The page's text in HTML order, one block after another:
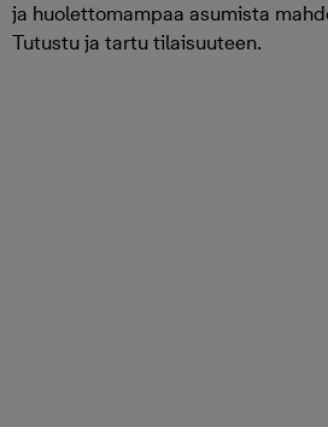
ja huolettomampaa asumista
Tutustu ja tartu tilaisuuteen.